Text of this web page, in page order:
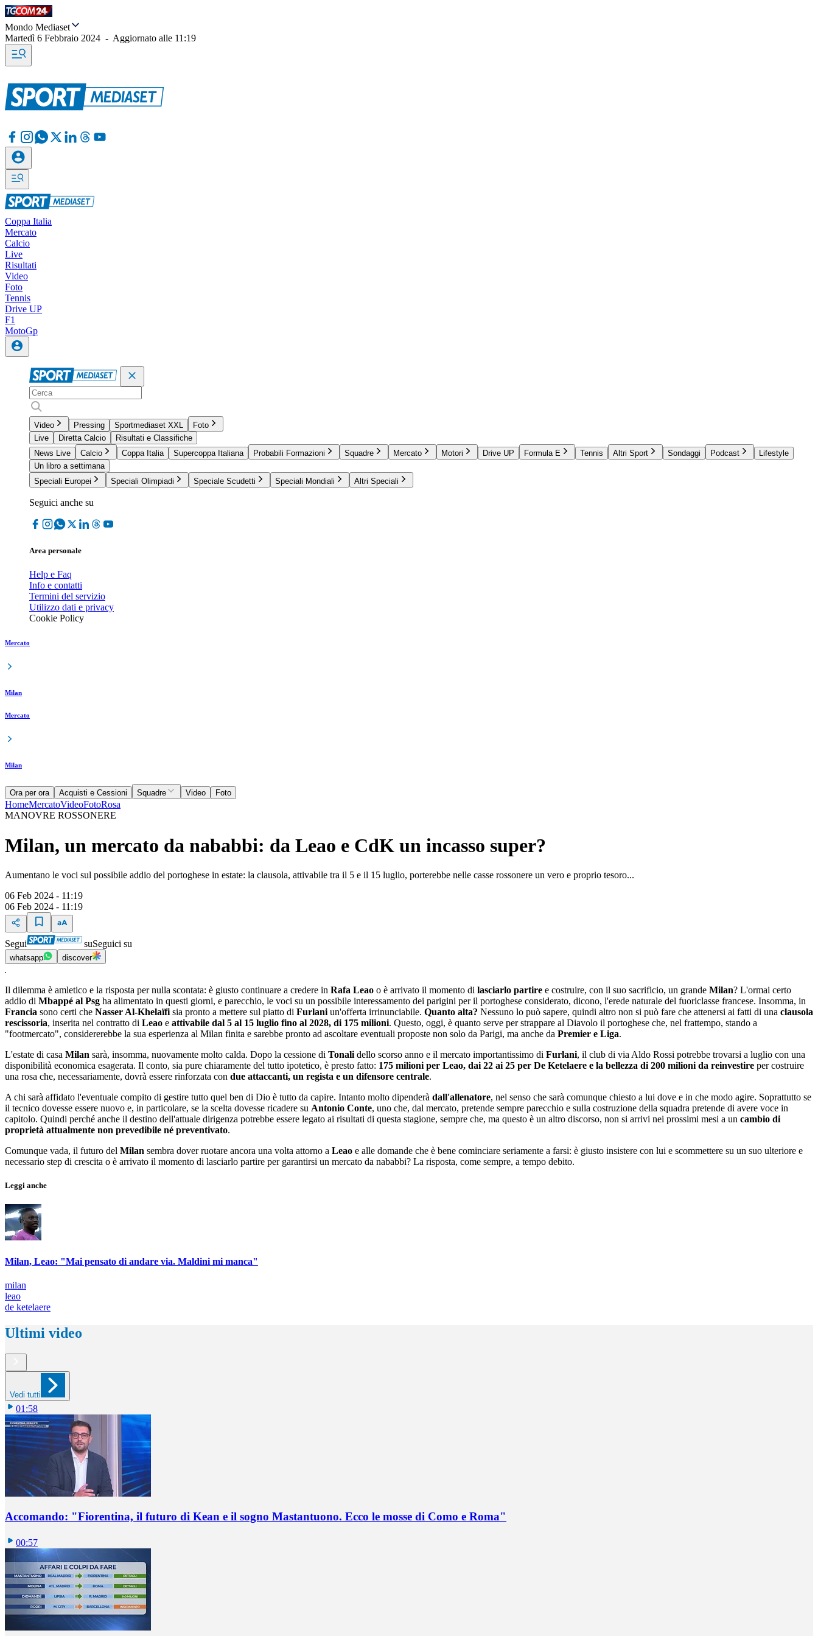
Mondo Mediaset
Martedì 6 Febbraio 2024 - Aggiornato alle 11:19
Coppa Italia
Mercato
Calcio
Live
Risultati
Video
Foto
Tennis
Drive UP
F1
MotoGp
Video Pressing Sportmediaset XXL
Foto
Live
Diretta Calcio
Risultati e Classifiche
News Live
Calcio Coppa Italia Supercoppa Italiana Probabili Formazioni Squadre Mercato Motori Drive UP Formula E Tennis Altri Sport Sondaggi Podcast
Lifestyle
Un libro a settimana
Speciali Europei
Speciali Olimpiadi Speciale Scudetti Speciali Mondiali Altri Speciali
Seguici anche su
Area personale
Help e Faq
Info e contatti
Termini del servizio
Utilizzo dati e privacy
Cookie Policy
Mercato
Milan
Mercato
Milan
Ora per ora Acquisti e Cessioni Squadre Video Foto
HomeMercatoVideoFotoRosa
MANOVRE ROSSONERE
Milan, un mercato da nababbi: da Leao e CdK un incasso super?
Aumentano le voci sul possibile addio del portoghese in estate: la clausola, attivabile tra il 5 e il 15 luglio, porterebbe nelle casse rossonere un vero e proprio tesoro...
06 Feb 2024 - 11:19
06 Feb 2024 - 11:19
Segui suSeguici su
whatsapp discover
Il dilemma è amletico e la risposta per nulla scontata: è giusto continuare a credere in Rafa Leao o è arrivato il momento di lasciarlo partire e costruire, con il suo sacrificio, un grande Milan? L'ormai certo
addio di Mbappé al Psg ha alimentato in questi giorni, e parecchio, le voci su un possibile interessamento dei parigini per il portoghese considerato, dicono, l'erede naturale del fuoriclasse francese. Insomma, in
Francia sono certi che Nasser Al-Khelaïfi sia pronto a mettere sul piatto di Furlani un'offerta irrinunciabile. Quanto alta? Nessuno lo può sapere, quindi altro non si può fare che attenersi ai fatti di una clausola
rescissoria, inserita nel contratto di Leao e attivabile dal 5 al 15 luglio fino al 2028, di 175 milioni. Questo, oggi, è quanto serve per strappare al Diavolo il portoghese che, nel frattempo, stando a
"footmercato", considererebbe la sua esperienza al Milan finita e sarebbe pronto ad ascoltare eventuali proposte non solo da Parigi, ma anche da Premier e Liga.
L'estate di casa Milan sarà, insomma, nuovamente molto calda. Dopo la cessione di Tonali dello scorso anno e il mercato importantissimo di Furlani, il club di via Aldo Rossi potrebbe trovarsi a luglio con una
disponibilità economica esagerata. Il conto, sia pure chiaramente del tutto ipotetico, è presto fatto: 175 milioni per Leao, dai 22 ai 25 per De Ketelaere e la bellezza di 200 milioni da reinvestire per costruire
una rosa che, necessariamente, dovrà essere rinforzata con due attaccanti, un regista e un difensore centrale.
A chi sarà affidato l'eventuale compito di gestire tutto quel ben di Dio è tutto da capire. Intanto molto dipenderà dall'allenatore, nel senso che sarà comunque chiesto a lui dove e in che modo agire. Soprattutto se
il tecnico dovesse essere nuovo e, in particolare, se la scelta dovesse ricadere su Antonio Conte, uno che, dal mercato, pretende sempre parecchio e sulla costruzione della squadra pretende di avere voce in
capitolo. Quindi perché anche il destino dell'attuale dirigenza potrebbe essere legato ai risultati di questa stagione, sempre che, ma questo è un altro discorso, non si arrivi nei prossimi mesi a un cambio di
proprietà attualmente non prevedibile né preventivato.
Comunque vada, il futuro del Milan sembra dover ruotare ancora una volta attorno a Leao e alle domande che è bene cominciare seriamente a farsi: è giusto insistere con lui e scommettere su un suo ulteriore e
necessario step di crescita o è arrivato il momento di lasciarlo partire per garantirsi un mercato da nababbi? La risposta, come sempre, a tempo debito.
Leggi anche
Milan, Leao: "Mai pensato di andare via. Maldini mi manca"
milan
leao
de ketelaere
Ultimi video
Vedi tutti
01:58
Accomando: "Fiorentina, il futuro di Kean e il sogno Mastantuono. Ecco le mosse di Como e Roma"
00:57